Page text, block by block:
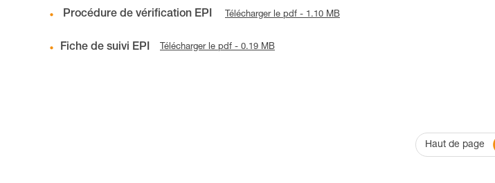
Procédure de vérification EPI Télécharger le pdf - 1.10 MB
Fiche de suivi EPI Télécharger le pdf - 0.19 MB
Haut de page